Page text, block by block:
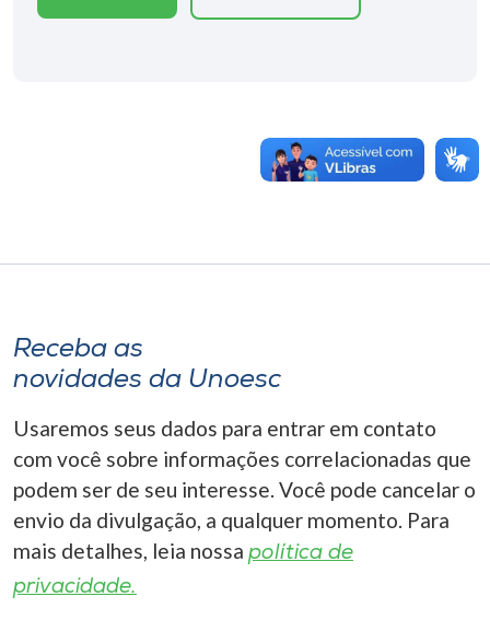
Receba as
novidades da Unoesc
Usaremos seus dados para entrar em contato
com você sobre informações correlacionadas que
podem ser de seu interesse. Você pode cancelar o
envio da divulgação, a qualquer momento. Para
mais detalhes, leia nossa política de
privacidade.